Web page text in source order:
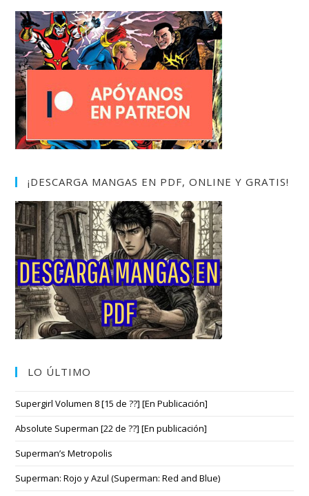
¡DESCARGA MANGAS EN PDF, ONLINE Y GRATIS!
LO ÚLTIMO
Supergirl Volumen 8 [15 de ??] [En Publicación]
Absolute Superman [22 de ??] [En publicación]
Superman’s Metropolis
Superman: Rojo y Azul (Superman: Red and Blue)